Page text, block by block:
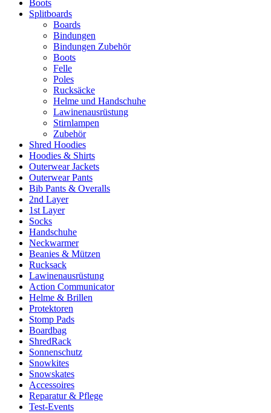
Boots
Splitboards
Boards
Bindungen
Bindungen Zubehör
Boots
Felle
Poles
Rucksäcke
Helme und Handschuhe
Lawinenausrüstung
Stirnlampen
Zubehör
Shred Hoodies
Hoodies & Shirts
Outerwear Jackets
Outerwear Pants
Bib Pants & Overalls
2nd Layer
1st Layer
Socks
Handschuhe
Neckwarmer
Beanies & Mützen
Rucksack
Lawinenausrüstung
Action Communicator
Helme & Brillen
Protektoren
Stomp Pads
Boardbag
ShredRack
Sonnenschutz
Snowkites
Snowskates
Accessoires
Reparatur & Pflege
Test-Events